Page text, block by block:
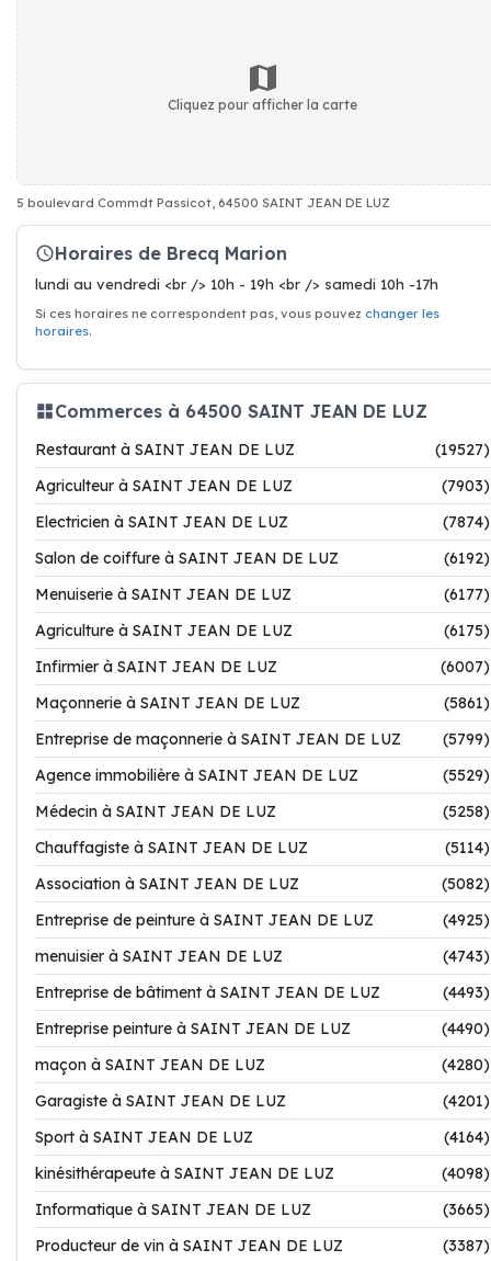
Cliquez pour afficher la carte
5 boulevard Commdt Passicot, 64500 SAINT JEAN DE LUZ
Horaires de Brecq Marion
lundi au vendredi <br /> 10h - 19h <br /> samedi 10h -17h
Si ces horaires ne correspondent pas, vous pouvez changer les
horaires.
Commerces à 64500 SAINT JEAN DE LUZ
Restaurant à SAINT JEAN DE LUZ
(19527)
Agriculteur à SAINT JEAN DE LUZ
(7903)
Electricien à SAINT JEAN DE LUZ
(7874)
Salon de coiffure à SAINT JEAN DE LUZ
(6192)
Menuiserie à SAINT JEAN DE LUZ
(6177)
Agriculture à SAINT JEAN DE LUZ
(6175)
Infirmier à SAINT JEAN DE LUZ
(6007)
Maçonnerie à SAINT JEAN DE LUZ
(5861)
Entreprise de maçonnerie à SAINT JEAN DE LUZ
(5799)
Agence immobilière à SAINT JEAN DE LUZ
(5529)
Médecin à SAINT JEAN DE LUZ
(5258)
Chauffagiste à SAINT JEAN DE LUZ
(5114)
Association à SAINT JEAN DE LUZ
(5082)
Entreprise de peinture à SAINT JEAN DE LUZ
(4925)
menuisier à SAINT JEAN DE LUZ
(4743)
Entreprise de bâtiment à SAINT JEAN DE LUZ
(4493)
Entreprise peinture à SAINT JEAN DE LUZ
(4490)
maçon à SAINT JEAN DE LUZ
(4280)
Garagiste à SAINT JEAN DE LUZ
(4201)
Sport à SAINT JEAN DE LUZ
(4164)
kinésithérapeute à SAINT JEAN DE LUZ
(4098)
Informatique à SAINT JEAN DE LUZ
(3665)
Producteur de vin à SAINT JEAN DE LUZ
(3387)